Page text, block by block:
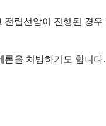
립선암이 진행된 경
을 처방하기도 합니